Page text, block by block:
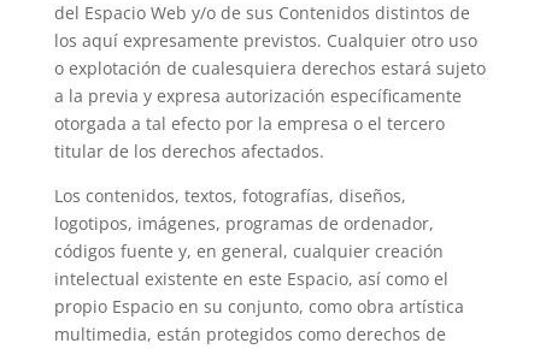
del Espacio Web y/o de sus Contenidos distintos de
los aquí expresamente previstos. Cualquier otro uso
o explotación de cualesquiera derechos estará sujeto
a la previa y expresa autorización específicamente
otorgada a tal efecto por la empresa o el tercero
titular de los derechos afectados.
Los contenidos, textos, fotografías, diseños,
logotipos, imágenes, programas de ordenador,
códigos fuente y, en general, cualquier creación
intelectual existente en este Espacio, así como el
propio Espacio en su conjunto, como obra artística
multimedia, están protegidos como derechos de